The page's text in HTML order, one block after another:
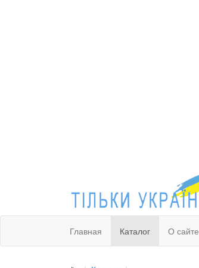
Главная Каталог О сайте